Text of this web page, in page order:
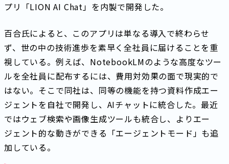
プリ「LION AI Chat」を内製で開発した。
百合氏によると、このアプリは単なる導入で終わらせ
ず、世の中の技術進歩を素早く全社員に届けることを重
視している。例えば、NotebookLMのような高度なツー
ルを全社員に配布するには、費用対効果の面で現実的で
はない。そこで同社は、同等の機能を持つ資料作成エー
ジェントを自社で開発し、AIチャットに統合した。最近
ではウェブ検索や画像生成ツールも統合し、よりエー
ジェント的な動きができる「エージェントモード」も追
加している。